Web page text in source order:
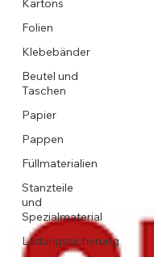
Kartons
Folien
Klebebänder
Beutel und
Taschen
Papier
Pappen
Füllmaterialien
Stanzteile
und
Spezialmaterial
Ladungssicherung